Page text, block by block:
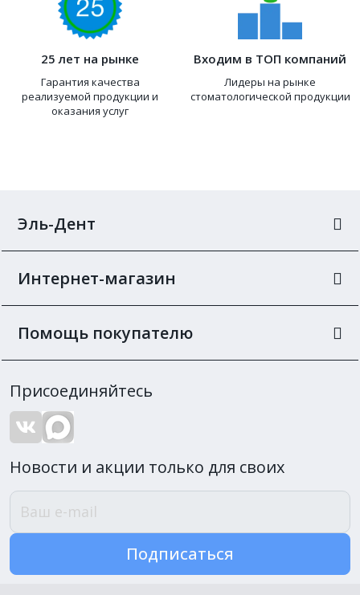
25 лет на рынке
Гарантия качества
реализуемой продукции и
оказания услуг
Входим в ТОП компаний
Лидеры на рынке
стоматологической продукции
Эль-Дент
Интернет-магазин
Помощь покупателю
Присоединяйтесь
Новости и акции только для своих
Подписаться